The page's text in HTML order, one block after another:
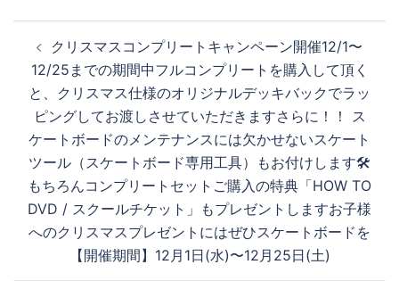
ナ
ビ
ゲ
ー
シ
ョ
ン
クリスマスコンプリートキャンペーン開催12/1〜
12/25までの期間中フルコンプリートを購入して頂く
と、クリスマス仕様のオリジナルデッキバックでラッ
ピングしてお渡しさせていただきますさらに！！ ス
ケートボードのメンテナンスには欠かせないスケート
ツール（スケートボード専用工具）もお付けします🛠
もちろんコンプリートセットご購入の特典「HOW TO
DVD / スクールチケット」もプレゼントしますお子様
へのクリスマスプレゼントにはぜひスケートボードを
【開催期間】12月1日(水)〜12月25日(土)